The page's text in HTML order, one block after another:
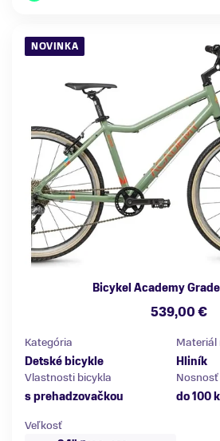
NOVINKA
Bicykel Academy
539,00 €
Kategória
Detské bicykle
Materiál
Hliník
Vlastnosti bicykla
s prehadzovačkou
Nosnosť
do 100
Veľkosť